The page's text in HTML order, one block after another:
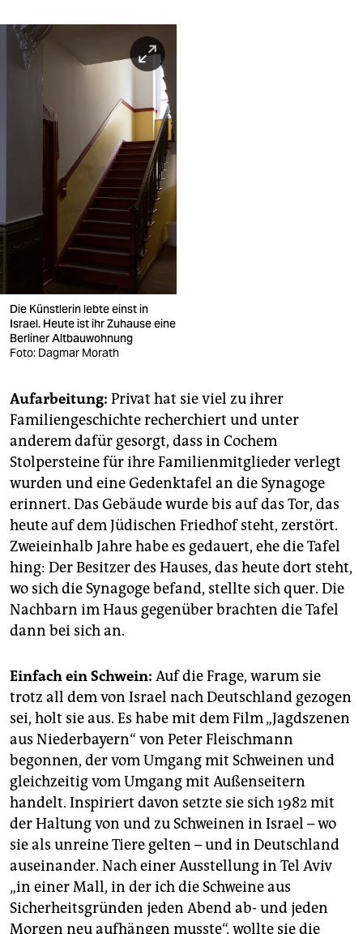
Die Künstlerin lebte einst in
Israel. Heute ist ihr Zuhause eine
Berliner Altbauwohnung
Foto: Dagmar Morath
Aufarbeitung: Privat hat sie viel zu ihrer
Familiengeschichte recherchiert und unter
anderem dafür gesorgt, dass in Cochem
Stolpersteine für ihre Familienmitglieder verlegt
wurden und eine Gedenktafel an die Synagoge
erinnert. Das Gebäude wurde bis auf das Tor, das
heute auf dem Jüdischen Friedhof steht, zerstört.
Zweieinhalb Jahre habe es gedauert, ehe die Tafel
hing: Der Besitzer des Hauses, das heute dort steht,
wo sich die Synagoge befand, stellte sich quer. Die
Nachbarn im Haus gegenüber brachten die Tafel
dann bei sich an.
Einfach ein Schwein: Auf die Frage, warum sie
trotz all dem von Israel nach Deutschland gezogen
sei, holt sie aus. Es habe mit dem Film „Jagdszenen
aus Niederbayern“ von Peter Fleischmann
begonnen, der vom Umgang mit Schweinen und
gleichzeitig vom Umgang mit Außenseitern
handelt. Inspiriert davon setzte sie sich 1982 mit
der Haltung von und zu Schweinen in Israel – wo
sie als unreine Tiere gelten – und in Deutschland
auseinander. Nach einer Ausstellung in Tel Aviv
„in einer Mall, in der ich die Schweine aus
Sicherheitsgründen jeden Abend ab- und jeden
Morgen neu aufhängen musste“, wollte sie die